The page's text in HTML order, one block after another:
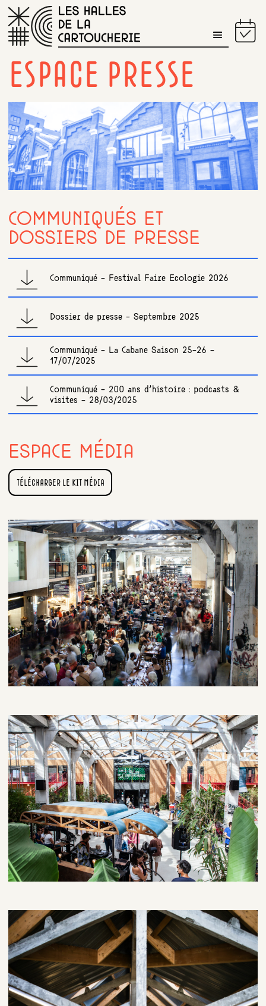
PROGRAMME DU JOUR
ESPACE PRESSE
COMMUNIQUÉS ET
DOSSIERS DE PRESSE
Communiqué - Festival Faire Ecologie 2026
Dossier de presse - Septembre 2025
Communiqué - La Cabane Saison 25-26 -
17/07/2025
Communiqué - 200 ans d'histoire : podcasts &
visites - 28/03/2025
ESPACE MÉDIA
TÉLÉCHARGER LE KIT MÉDIA